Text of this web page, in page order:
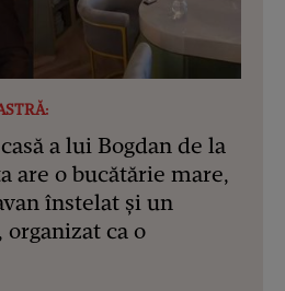
a lui Bogdan de la
are o bucătărie mare,
înstelat și un
organizat ca o